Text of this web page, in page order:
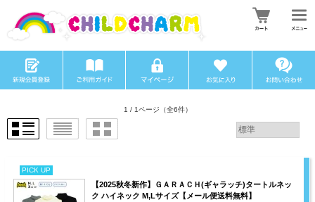
1 / 1ページ （全6件）
PICK UP
【2025秋冬新作】ＧＡＲＡＣＨ(ギャラッチ)タートルネッ
ク ハイネック M,Lサイズ【メール便送料無料】